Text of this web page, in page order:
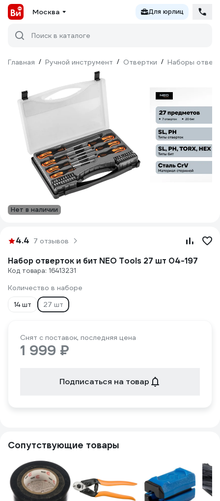
Москва Для юрлиц
Поиск в каталоге
Главная / Ручной инструмент / Отвертки / Наборы
Нет в наличии
4.4 7 отзывов
Набор отверток и бит NEO Tools 27 шт 04-197
Код товара: 16413231
Количество в наборе
14 шт
27 шт
Снят с поставок, последняя цена
1 999 ₽
Подписаться на товар
Сопутствующие товары